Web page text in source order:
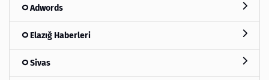
Adwords
Elazığ Haberleri
Sivas